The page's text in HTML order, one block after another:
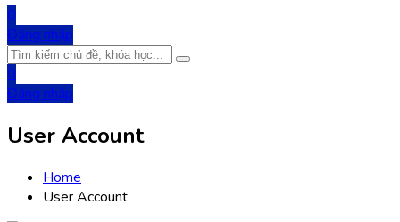
0
Đăng nhập
0
Đăng nhập
User Account
Home
User Account